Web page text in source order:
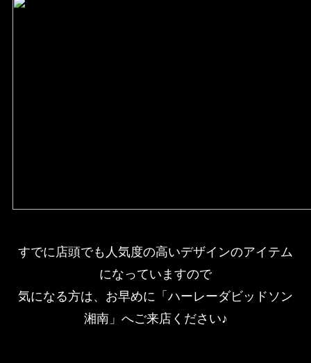
すでに店頭でも人気度の高いデザインのアイテム
になっていますので
気になる方は、お早めに「ハーレーダビッドソン
湘南」へご来店ください♪